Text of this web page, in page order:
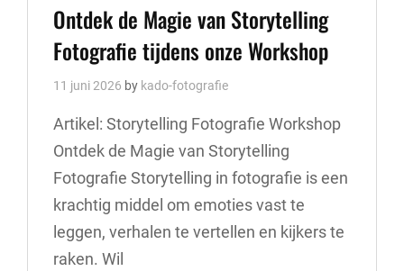
Links
Ontdek de Magie van Storytelling
Fotografie tijdens onze Workshop
11 juni 2026 by kado-fotografie
Artikel: Storytelling Fotografie Workshop
Ontdek de Magie van Storytelling
Fotografie Storytelling in fotografie is een
krachtig middel om emoties vast te
leggen, verhalen te vertellen en kijkers te
raken. Wil